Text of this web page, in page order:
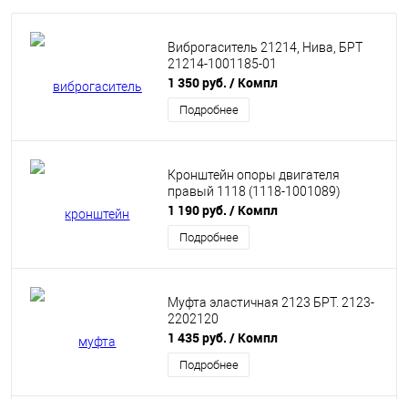
Виброгаситель 21214, Нива, БРТ
21214-1001185-01
1 350 руб. / Компл
Подробнее
Кронштейн опоры двигателя
правый 1118 (1118-1001089)
1 190 руб. / Компл
Подробнее
Муфта эластичная 2123 БРТ. 2123-
2202120
1 435 руб. / Компл
Подробнее